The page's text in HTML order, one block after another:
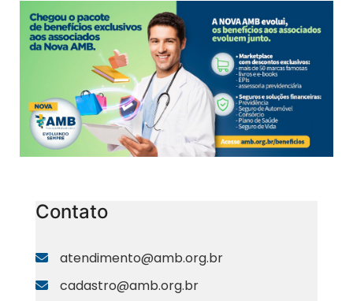
Contato
atendimento@amb.org.br
cadastro@amb.org.br